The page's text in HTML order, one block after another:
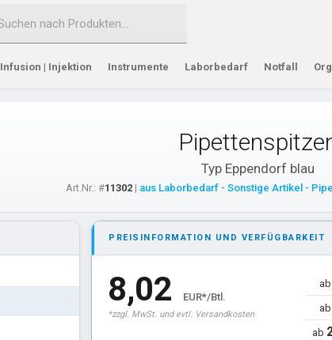
Infusion | Injektion Instrumente Laborbedarf Notfall
Typ Eppendorf blau
Art.Nr.: #11302| aus Laborbedarf - Sonstige Artikel -
PREISINFORMATION UND VERFÜGBARKEIT
8,02 EUR*/Btl.
*zzgl. MwSt. und evtl. Versandkosten
ab
ab
ab